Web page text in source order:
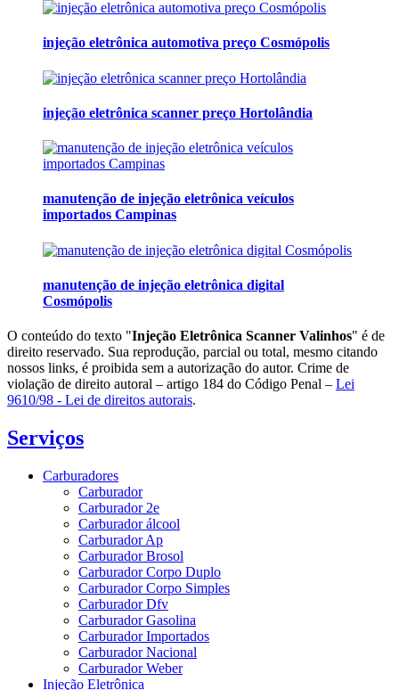
injeção eletrônica automotiva preço Cosmópolis
injeção eletrônica scanner preço Hortolândia
manutenção de injeção eletrônica veículos
importados Campinas
manutenção de injeção eletrônica digital
Cosmópolis
O conteúdo do texto "Injeção Eletrônica Scanner Valinhos" é de
direito reservado. Sua reprodução, parcial ou total, mesmo citando
nossos links, é proibida sem a autorização do autor. Crime de
violação de direito autoral – artigo 184 do Código Penal – Lei
9610/98 - Lei de direitos autorais.
Serviços
Carburadores
Carburador
Carburador 2e
Carburador álcool
Carburador Ap
Carburador Brosol
Carburador Corpo Duplo
Carburador Corpo Simples
Carburador Dfv
Carburador Gasolina
Carburador Importados
Carburador Nacional
Carburador Weber
Injeção Eletrônica